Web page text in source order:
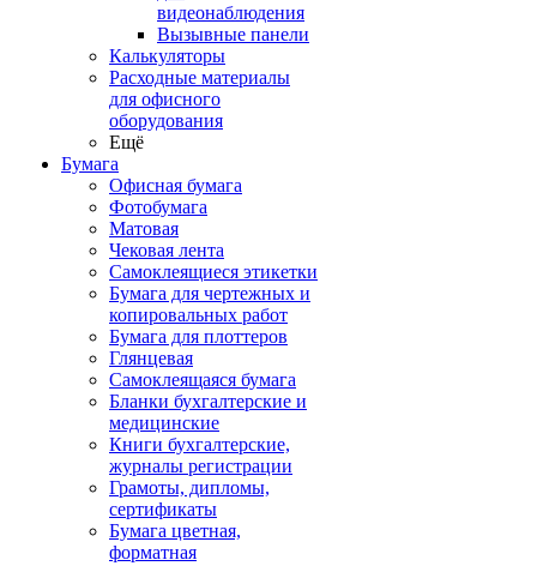
видеонаблюдения
Вызывные панели
Калькуляторы
Расходные материалы
для офисного
оборудования
Ещё
Бумага
Офисная бумага
Фотобумага
Матовая
Чековая лента
Самоклеящиеся этикетки
Бумага для чертежных и
копировальных работ
Бумага для плоттеров
Глянцевая
Самоклеящаяся бумага
Бланки бухгалтерские и
медицинские
Книги бухгалтерские,
журналы регистрации
Грамоты, дипломы,
сертификаты
Бумага цветная,
форматная